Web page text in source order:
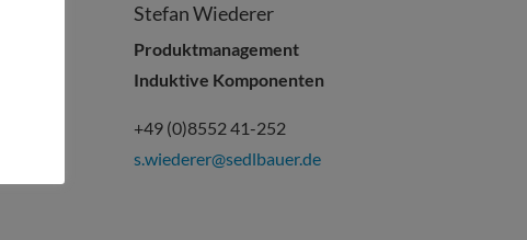
Stefan Wiederer
Produktmanagement
Induktive Komponenten
+49 (0)8552 41-252
s.wiederer@sedlbauer.de